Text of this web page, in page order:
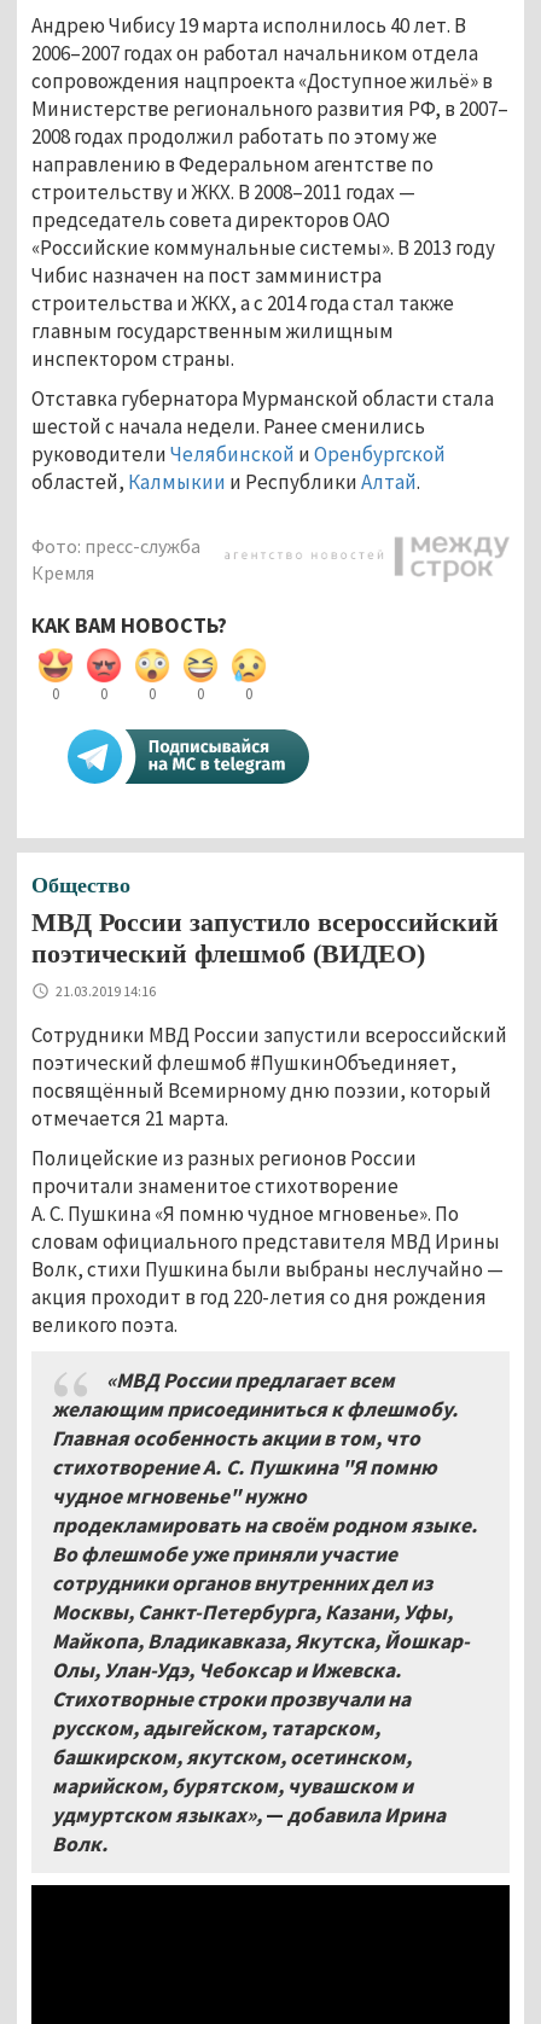
Андрею Чибису 19 марта исполнилось 40 лет. В
2006–2007 годах он работал начальником отдела
сопровождения нацпроекта «Доступное жильё» в
Министерстве регионального развития РФ, в 2007–
2008 годах продолжил работать по этому же
направлению в Федеральном агентстве по
строительству и ЖКХ. В 2008–2011 годах —
председатель совета директоров ОАО
«Российские коммунальные системы». В 2013 году
Чибис назначен на пост замминистра
строительства и ЖКХ, а с 2014 года стал также
главным государственным жилищным
инспектором страны.
Отставка губернатора Мурманской области стала
шестой с начала недели. Ранее сменились
руководителиЧелябинской иОренбургской
областей, Калмыкии и РеспубликиАлтай.
Фото: пресс-служба
Кремля
КАК ВАМ НОВОСТЬ?
0 0 0 0 0
Общество
МВД России запустило всероссийский
поэтический флешмоб (ВИДЕО)
21.03.2019 14:16
Сотрудники МВД России запустили всероссийский
поэтический флешмоб #ПушкинОбъединяет,
посвящённый Всемирному дню поэзии, который
отмечается 21 марта.
Полицейские из разных регионов России
прочитали знаменитое стихотворение
А. С. Пушкина «Я помню чудное мгновенье». По
словам официального представителя МВД Ирины
Волк, стихи Пушкина были выбраны неслучайно —
акция проходит в год 220-летия со дня рождения
великого поэта.
«МВД России предлагает всем
желающим присоединиться к флешмобу.
Главная особенность акции в том, что
стихотворение А. С. Пушкина "Я помню
чудное мгновенье" нужно
продекламировать на своём родном языке.
Во флешмобе уже приняли участие
сотрудники органов внутренних дел из
Москвы, Санкт-Петербурга, Казани, Уфы,
Майкопа, Владикавказа, Якутска, Йошкар-
Олы, Улан-Удэ, Чебоксар и Ижевска.
Стихотворные строки прозвучали на
русском, адыгейском, татарском,
башкирском, якутском, осетинском,
марийском, бурятском, чувашском и
удмуртском языках»,—добавила Ирина
Волк.